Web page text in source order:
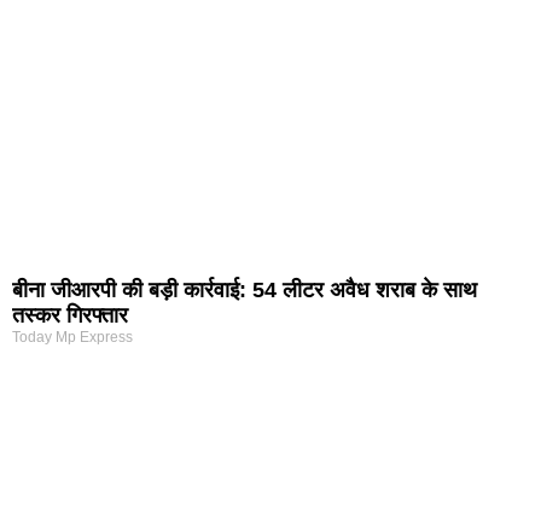
बीना जीआरपी की बड़ी कार्रवाई: 54 लीटर अवैध शराब के साथ
तस्कर गिरफ्तार
Today Mp Express